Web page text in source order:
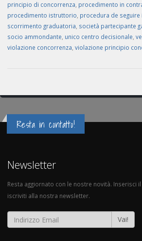
principio di concorrenza procedimento in
procedimento istruttorio procedura de seguire
scorrimento graduatoria società partecipante
socio ammondante unico centro decisionale
violazione concorrenza violazione principio
Resta in contatto!
Newsletter
Resta aggiornato con le nostre novità. Inserisci
iscriviti alla nostra newsletter.
Vai!